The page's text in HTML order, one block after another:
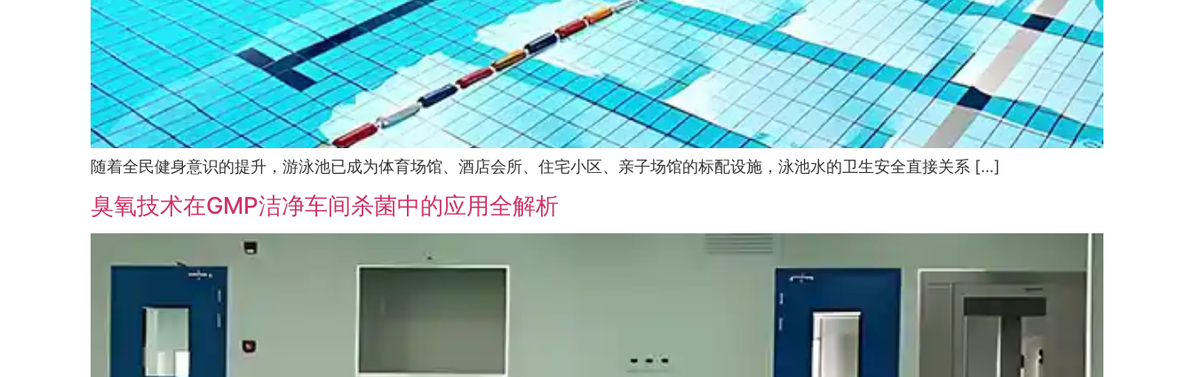
随着全民健身意识的提升，游泳池已成为体育场馆、酒店会所、住宅小区、亲子场馆的标配设施，泳池水的卫生安全直接关系 […]
臭氧技术在GMP洁净车间杀菌中的应用全解析